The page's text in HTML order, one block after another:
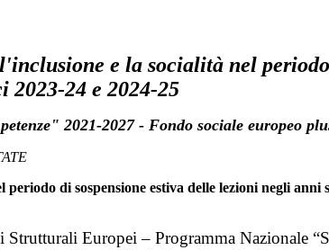
e la socialità nel
2023-24 e 2024-25
2021-2027 - Fondo sociale europeo
di sospensione estiva delle lezioni negli anni
Europei – Programma Nazionale